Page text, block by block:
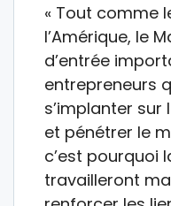
« Tout comme
l’Amérique, le
d’entrée
entrepreneurs
s’implanter
et pénétrer le
c’est pourquoi
travailleront